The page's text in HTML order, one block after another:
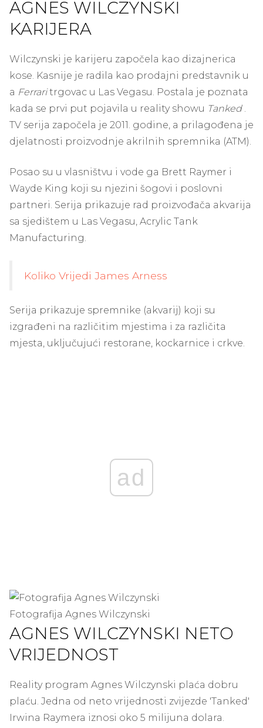
AGNES WILCZYNSKI
KARIJERA
Wilczynski je karijeru započela kao dizajnerica
kose. Kasnije je radila kao prodajni predstavnik u
a Ferraritrgovac u Las Vegasu. Postala je poznata
kada se prvi put pojavila u reality showu Tanked.
TV serija započela je 2011. godine, a prilagođena je
djelatnosti proizvodnje akrilnih spremnika (ATM).
Posao su u vlasništvu i vode ga Brett Raymer i
Wayde King koji su njezini šogovi i poslovni
partneri. Serija prikazuje rad proizvođača akvarija
sa sjedištem u Las Vegasu, Acrylic Tank
Manufacturing.
Koliko Vrijedi James Arness
Serija prikazuje spremnike (akvarij) koji su
izgrađeni na različitim mjestima i za različita
mjesta, uključujući restorane, kockarnice i crkve.
ad
Fotografija Agnes Wilczynski
AGNES WILCZYNSKI NETO
VRIJEDNOST
Reality program Agnes Wilczynski plaća dobru
plaću. Jedna od neto vrijednosti zvijezde 'Tanked'
Irwina Raymera iznosi oko 5 milijuna dolara.